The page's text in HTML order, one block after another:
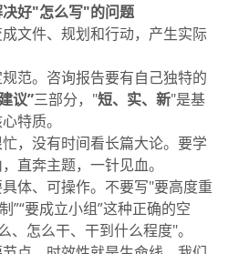
好"怎么写"的问题
文件、规划和行动，产生实际
范。咨询报告要有自己独特的
议”三部分，"短、实、新"是基
特质。
，没有时间看长篇大论。要学
直奔主题，一针见血。
体、可操作。不要写"要高度重
”“要成立小组”这种正确的空
怎么干、干到什么程度"。